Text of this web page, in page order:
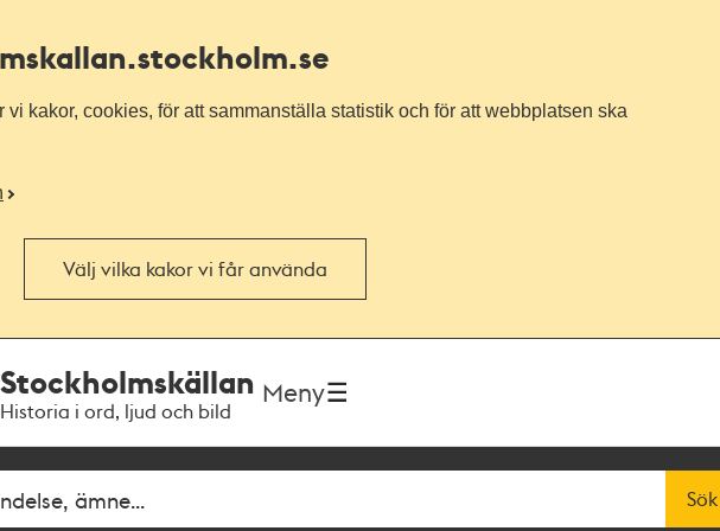
.stockholm.se
kakor, cookies, för att sammanställa statistik och för att webbplatsen ska
Välj vilka kakor vi får använda
Stockholmskällan
Historia i ord, ljud och bild
Meny
Sök